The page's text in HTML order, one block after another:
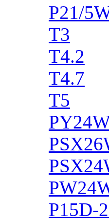
P21/
T3
T4.2
T4.7
T5
P15D-